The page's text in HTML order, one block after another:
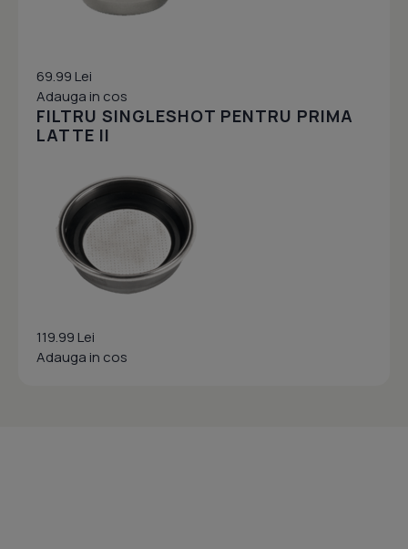
69.99 Lei
Adauga in cos
FILTRU SINGLESHOT PENTRU PRIMA
LATTE II
119.99 Lei
Adauga in cos